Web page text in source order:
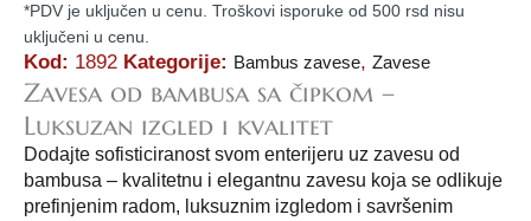
*PDV je uključen u cenu. Troškovi isporuke od 500 rsd nisu
uključeni u cenu.
Kod: 1892 Kategorije: Bambus zavese, Zavese
Zavesa od bambusa sa čipkom –
Luksuzan izgled i kvalitet
Dodajte sofisticiranost svom enterijeru uz zavesu od
bambusa – kvalitetnu i elegantnu zavesu koja se odlikuje
prefinjenim radom, luksuznim izgledom i savršenim